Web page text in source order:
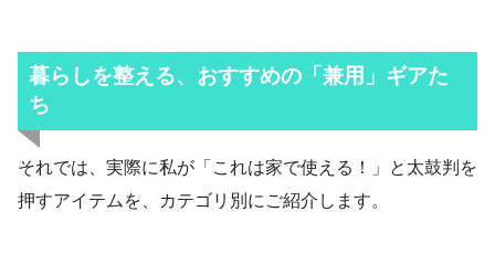
暮らしを整える、おすすめの「兼用」ギアた
ち
それでは、実際に私が「これは家で使える！」と太鼓判を
押すアイテムを、カテゴリ別にご紹介します。